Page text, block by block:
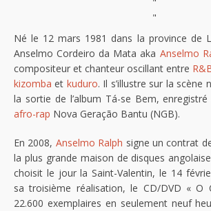
"
"
Né le 12 mars 1981 dans la province de
Anselmo Cordeiro da Mata aka Anselmo
compositeur et chanteur oscillant entre
kizomba et kuduro. Il s’illustre sur la scène
la sortie de l’album Tá-se Bem,
afro-rap Nova Geração Bantu (NGB).
En 2008, Anselmo Ralph signe un contrat
la plus grande maison de disques
choisit le jour la Saint-Valentin, le 14
sa troisième réalisation, le CD/DVD « O
22.600 exemplaires en seulement neuf